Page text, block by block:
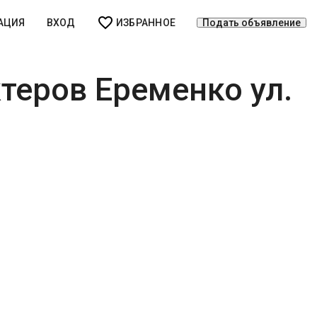
ВХОД ИЗБРАННОЕ
Подать объявление
Еременко ул.